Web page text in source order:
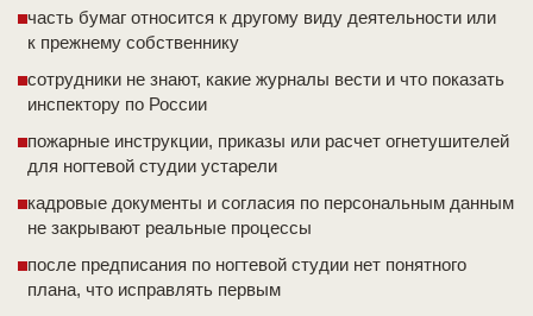
часть бумаг относится к другому виду деятельности или
к прежнему собственнику
сотрудники не знают, какие журналы вести и что показать
инспектору по России
пожарные инструкции, приказы или расчет огнетушителей
для ногтевой студии устарели
кадровые документы и согласия по персональным данным
не закрывают реальные процессы
после предписания по ногтевой студии нет понятного
плана, что исправлять первым